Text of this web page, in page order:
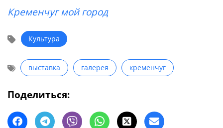
Кременчуг мой город
Культура
выставка галерея кременчуг
Поделиться: